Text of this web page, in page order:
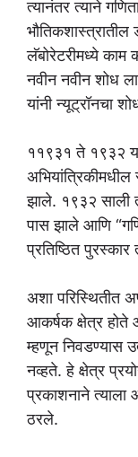
त्यानंतर त्याने
भौतिकशास्त्रातील
लॅबोरेटरीमध्ये काम
नवीन नवीन शोध
यांनी न्यूट्रॉनचा
११९३१ ते १९३२ या
झाले. १९३२ साली
पास झाले आणि
प्रतिष्ठित
अशा परिस्थितीत
आकर्षक क्षेत्र होते
म्हणून निवडण्यास
नव्हते. हे क्षेत्र
प्रकाशनाने
ठरले.